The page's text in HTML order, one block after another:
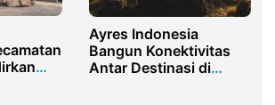
Ayres Indonesia
Bangun Konektivitas
Antar Destinasi di